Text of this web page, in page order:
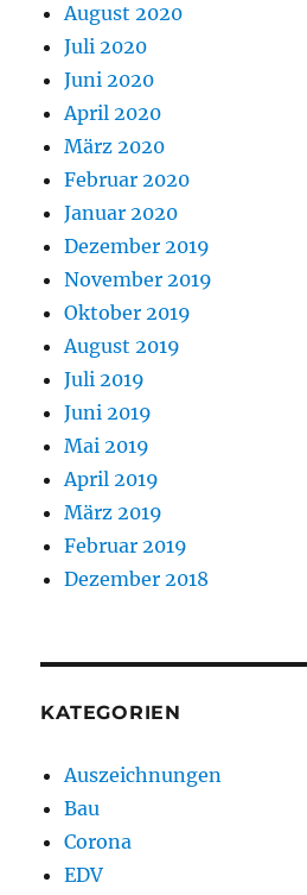
August 2020
Juli 2020
Juni 2020
April 2020
März 2020
Februar 2020
Januar 2020
Dezember 2019
November 2019
Oktober 2019
August 2019
Juli 2019
Juni 2019
Mai 2019
April 2019
März 2019
Februar 2019
Dezember 2018
KATEGORIEN
Auszeichnungen
Bau
Corona
EDV